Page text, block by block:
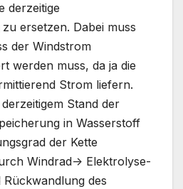
derzeitige
ersetzen. Dabei muss
der Windstrom
werden muss, da ja die
Strom liefern.
Stand der
in Wasserstoff
der Kette
Windrad-> Elektrolyse-
des